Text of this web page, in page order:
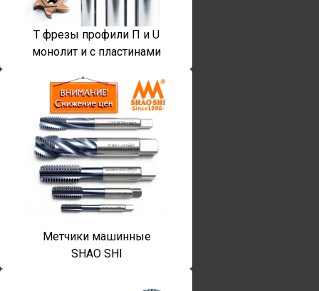
T фрезы профили П и U
монолит и с пластинами
Метчики машинные
SHAO SHI